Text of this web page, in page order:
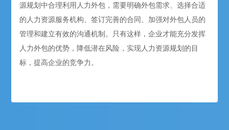
源规划中合理利用人力外包，需要明确外包需求、选择合适
的人力资源服务机构、签订完善的合同、加强对外包人员的
管理和建立有效的沟通机制。只有这样，企业才能充分发挥
人力外包的优势，降低潜在风险，实现人力资源规划的目
标，提高企业的竞争力。